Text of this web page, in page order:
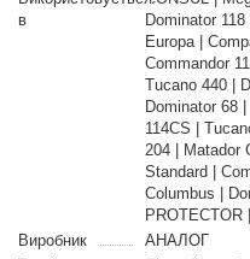
в
Dominator
Europa |
Commandor
Tucano 440 |
Dominator 68
114CS |
204 | Matador
Standard |
Columbus |
PROTECTOR
Виробник
АНАЛОГ